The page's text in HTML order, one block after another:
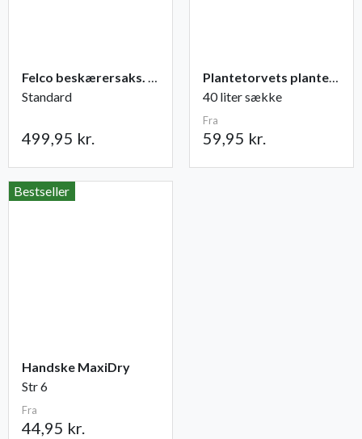
Felco beskærersaks. nr. 2
Standard
499,95 kr.
Plantetorvets plantejord
40 liter sække
Fra
59,95 kr.
Bestseller
Handske MaxiDry
Str 6
Fra
44,95 kr.